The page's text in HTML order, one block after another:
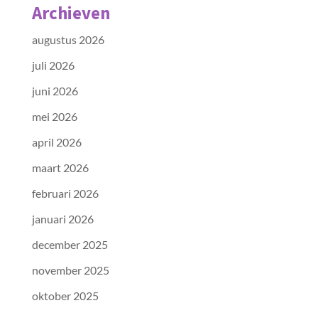
Archieven
augustus 2026
juli 2026
juni 2026
mei 2026
april 2026
maart 2026
februari 2026
januari 2026
december 2025
november 2025
oktober 2025